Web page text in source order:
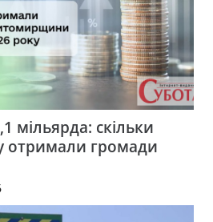
мільярда: скільки
отримали громади